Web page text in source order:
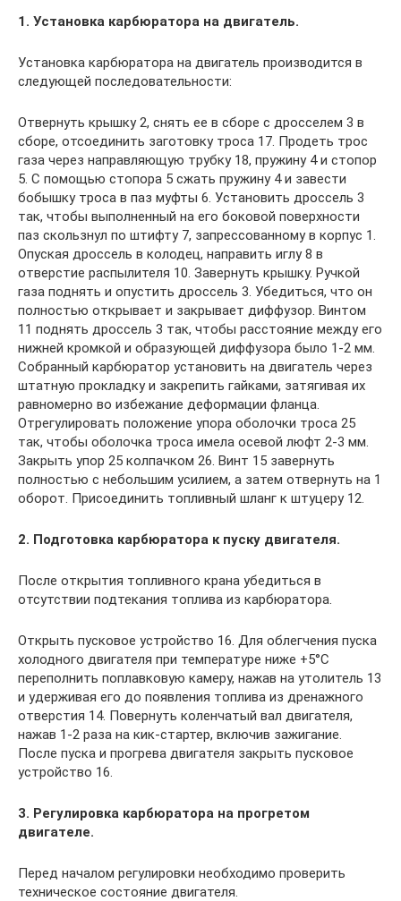
1. Установка карбюратора на двигатель.
Установка карбюратора на двигатель производится в
следующей последовательности:
Отвернуть крышку 2, снять ее в сборе с дросселем 3 в
сборе, отсоединить заготовку троса 17. Продеть трос
газа через направляющую трубку 18, пружину 4 и стопор
5. С помощью стопора 5 сжать пружину 4 и завести
бобышку троса в паз муфты 6. Установить дроссель 3
так, чтобы выполненный на его боковой поверхности
паз скользнул по штифту 7, запрессованному в корпус 1.
Опуская дроссель в колодец, направить иглу 8 в
отверстие распылителя 10. Завернуть крышку. Ручкой
газа поднять и опустить дроссель 3. Убедиться, что он
полностью открывает и закрывает диффузор. Винтом
11 поднять дроссель 3 так, чтобы расстояние между его
нижней кромкой и образующей диффузора было 1-2 мм.
Собранный карбюратор установить на двигатель через
штатную прокладку и закрепить гайками, затягивая их
равномерно во избежание деформации фланца.
Отрегулировать положение упора оболочки троса 25
так, чтобы оболочка троса имела осевой люфт 2-3 мм.
Закрыть упор 25 колпачком 26. Винт 15 завернуть
полностью с небольшим усилием, а затем отвернуть на 1
оборот. Присоединить топливный шланг к штуцеру 12.
2. Подготовка карбюратора к пуску двигателя.
После открытия топливного крана убедиться в
отсутствии подтекания топлива из карбюратора.
Открыть пусковое устройство 16. Для облегчения пуска
холодного двигателя при температуре ниже +5°С
переполнить поплавковую камеру, нажав на утолитель 13
и удерживая его до появления топлива из дренажного
отверстия 14. Повернуть коленчатый вал двигателя,
нажав 1-2 раза на кик-стартер, включив зажигание.
После пуска и прогрева двигателя закрыть пусковое
устройство 16.
3. Регулировка карбюратора на прогретом
двигателе.
Перед началом регулировки необходимо проверить
техническое состояние двигателя.